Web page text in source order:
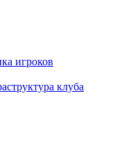
игроков
клуба